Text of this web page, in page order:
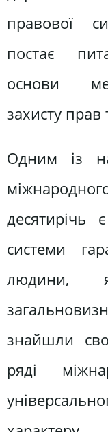
правової
постає
основи
захисту
Одним із
десятирічь
системи
людини,
знайшли
ряді